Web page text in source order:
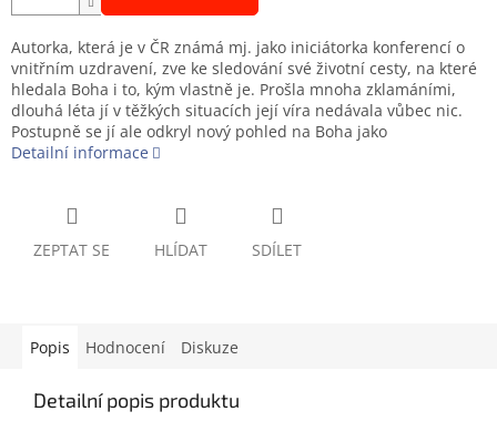
Autorka, která je v ČR známá mj. jako iniciátorka konferencí o
vnitřním uzdravení, zve ke sledování své životní cesty, na které
hledala Boha i to, kým vlastně je. Prošla mnoha zklamáními,
dlouhá léta jí v těžkých situacích její víra nedávala vůbec nic.
Postupně se jí ale odkryl nový pohled na Boha jako
Detailní informace
ZEPTAT SE HLÍDAT SDÍLET
Popis Hodnocení Diskuze
Detailní popis produktu